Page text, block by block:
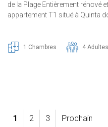
de la Plage Entièrement rénové
appartement T1 situé à Quinta
1 Chambres 4 Adultes
1 2 3 Prochain